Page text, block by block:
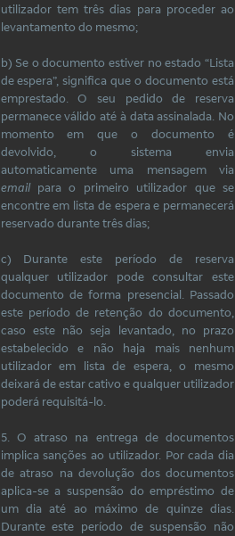
utilizador tem três dias para proceder ao
levantamento do mesmo;
b) Se o documento estiver no estado “Lista
de espera”, significa que o documento está
emprestado. O seu pedido de reserva
permanece válido até à data assinalada. No
momento em que o documento é
devolvido, o sistema envia
automaticamente uma mensagem via
emailpara o primeiro utilizador que se
encontre em lista de espera e permanecerá
reservado durante três dias;
c) Durante este período de reserva
qualquer utilizador pode consultar este
documento de forma presencial. Passado
este período de retenção do documento,
caso este não seja levantado, no prazo
estabelecido e não haja mais nenhum
utilizador em lista de espera, o mesmo
deixará de estar cativo e qualquer utilizador
poderá requisitá-lo.
5. O atraso na entrega de documentos
implica sanções ao utilizador. Por cada dia
de atraso na devolução dos documentos
aplica-se a suspensão do empréstimo de
um dia até ao máximo de quinze dias.
Durante este período de suspensão não